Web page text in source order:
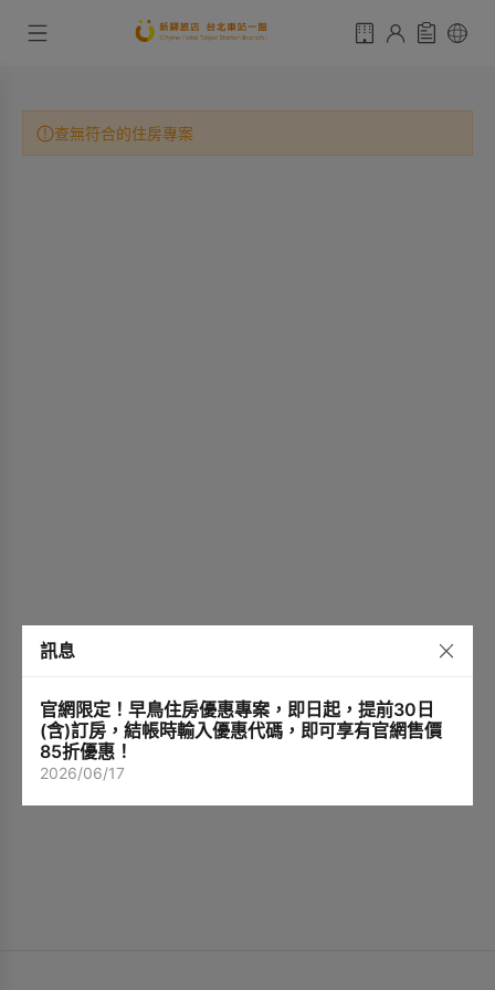
查無符合的住房專案
訊息
官網限定！早鳥住房優惠專案，即日起，提前30日
(含)訂房，結帳時輸入優惠代碼，即可享有官網售價
85折優惠！
2026/06/17